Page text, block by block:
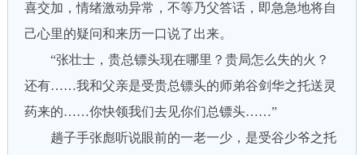
喜交加，情绪激动异常，不等乃父答话，即急急地将自
己心里的疑问和来历一口说了出来。
“张壮士，贵总镖头现在哪里？贵局怎么失的火？
还有……我和父亲是受贵总镖头的师弟谷剑华之托送灵
药来的……你快领我们去见你们总镖头……”
趟子手张彪听说眼前的一老一少，是受谷少爷之托